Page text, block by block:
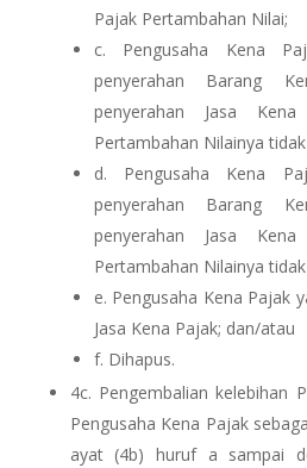
Pajak Pertambahan Nilai;
c. Pengusaha Kena
penyerahan Barang
penyerahan Jasa
Pertambahan Nilainya
d. Pengusaha Kena
penyerahan Barang
penyerahan Jasa
Pertambahan Nilainya
e. Pengusaha Kena Pajak
Jasa Kena Pajak; dan/atau
f. Dihapus.
4c. Pengembalian kelebihan
Pengusaha Kena Pajak
ayat (4b) huruf a sampai